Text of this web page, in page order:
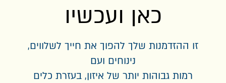
כאן ועכשיו
זו ההזדמנות שלך להפוך את חייך לשלווים,
נינוחים ועם
רמות גבוהות יותר של איזון, בעזרת כלים